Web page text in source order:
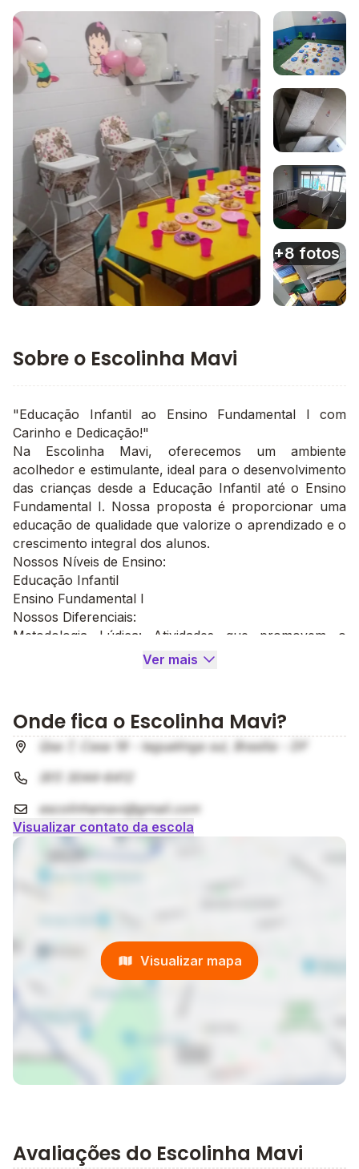
Galeria de imagem
Imagem 1
Imagem 2
Imagem 3
+8 fotos
Sobre o Escolinha Mavi
"Educação Infantil ao Ensino Fundamental I com
Carinho e Dedicação!"
Na Escolinha Mavi, oferecemos um ambiente
acolhedor e estimulante, ideal para o desenvolvimento
das crianças desde a Educação Infantil até o Ensino
Fundamental I. Nossa proposta é proporcionar uma
educação de qualidade que valorize o aprendizado e o
crescimento integral dos alunos.
Nossos Níveis de Ensino:
Educação Infantil
Ensino Fundamental I
Nossos Diferenciais:
Metodologia Lúdica: Atividades que promovem o
aprendizado de forma divertida e interativa.
Venha Conhecer:
Descubra como a Escolinha Mavi pode ser a escolha
ideal para a educação do seu filho! Estamos prontos
dedicação.
Copy message
Ver mais
Onde fica o Escolinha Mavi?
Qsa 7, Casa 18 - taguatinga sul, Brasília - DF
(61) 3044-6412
escolinhamavi@gmail.com
Visualizar contato da escola
Visualizar mapa
Avaliações do Escolinha Mavi